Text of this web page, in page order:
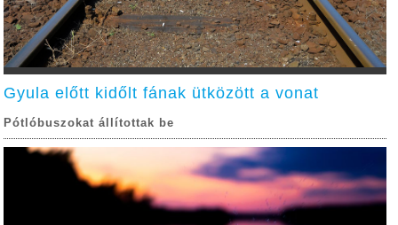
Gyula előtt kidőlt fának ütközött a vonat
Pótlóbuszokat állítottak be